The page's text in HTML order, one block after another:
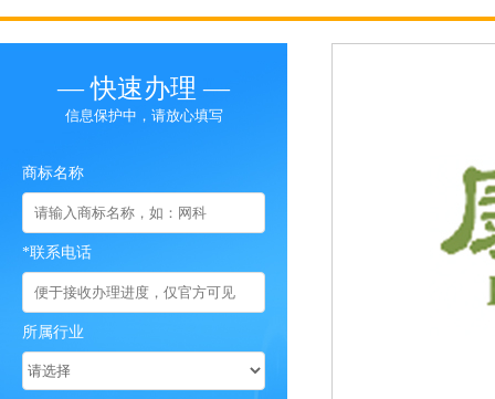
— 快速办理 —
信息保护中，请放心填写
商标名称
*联系电话
所属行业